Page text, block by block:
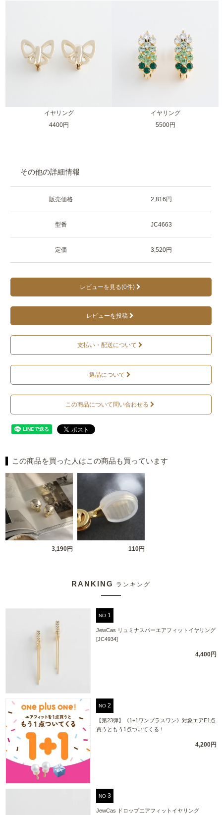
イヤリング
4400円
イヤリング
5500円
その他の詳細情報
販売価格 2,816円
型番 JC4663
定価 3,520円
レビューを見る(0件)
レビューを投稿
支払い・配送について
返品について
この商品について問い合わせる
この商品を買った人はこの商品も買っています
3,190円 110円
RANKING ランキング
NO
JewCas リュミナスバーエアフィットイヤリング
[JC4934]
4,400円
NO
【第23弾】《1+1ワンプラスワン》対象エアE1点
買うともう1点ついてくる！
4,200円
NO
JewCas ドロップエアフィットイヤリング